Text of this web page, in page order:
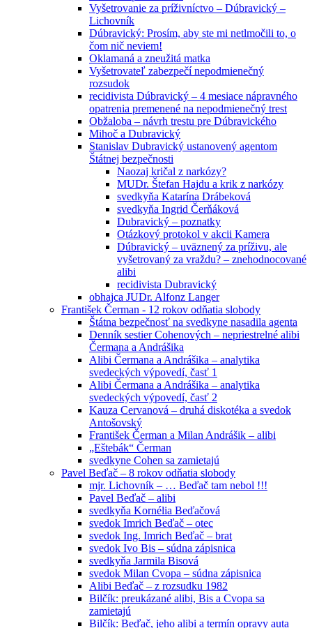
Vyšetrovanie za príživníctvo – Dúbravický –
Lichovník
Dúbravický: Prosím, aby ste mi netlmočili to, o
čom nič neviem!
Oklamaná a zneužitá matka
Vyšetrovateľ zabezpečí nepodmienečný
rozsudok
recidivista Dúbravický – 4 mesiace nápravného
opatrenia premenené na nepodmienečný trest
Obžaloba – návrh trestu pre Dúbravického
Mihoč a Dubravický
Stanislav Dubravický ustanovený agentom
Štátnej bezpečnosti
Naozaj kričal z narkózy?
MUDr. Štefan Hajdu a krik z narkózy
svedkyňa Katarína Drábeková
svedkyňa Ingrid Čerňáková
Dubravický – poznatky
Otázkový protokol v akcii Kamera
Dúbravický – uväznený za príživu, ale
vyšetrovaný za vraždu? – znehodnocované
alibi
recidivista Dubravický
obhajca JUDr. Alfonz Langer
František Čerman - 12 rokov odňatia slobody
Štátna bezpečnosť na svedkyne nasadila agenta
Denník sestier Cohenových – nepriestrelné alibi
Čermana a Andrášika
Alibi Čermana a Andrášika – analytika
svedeckých výpovedí, časť 1
Alibi Čermana a Andrášika – analytika
svedeckých výpovedí, časť 2
Kauza Cervanová – druhá diskotéka a svedok
Antošovský
František Čerman a Milan Andrášik – alibi
„Eštebák“ Čerman
svedkyne Cohen sa zamietajú
Pavel Beďač – 8 rokov odňatia slobody
mjr. Lichovník – … Beďač tam nebol !!!
Pavel Beďač – alibi
svedkyňa Kornélia Beďačová
svedok Imrich Beďač – otec
svedok Ing. Imrich Beďač – brat
svedok Ivo Bis – súdna zápisnica
svedkyňa Jarmila Bisová
svedok Milan Cvopa – súdna zápisnica
Alibi Beďač – z rozsudku 1982
Bilčík: preukázané alibi, Bis a Cvopa sa
zamietajú
Bilčík: Beďač, jeho alibi a termín opravy auta